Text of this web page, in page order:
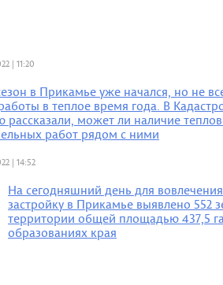
| 11:20
в Прикамье уже начался, но не
в теплое время года. В
может ли наличие
работ рядом с ними
| 14:52
На сегодняшний день для
застройку в Прикамье выявлено 552
территории общей площадью 437,5
образованиях края